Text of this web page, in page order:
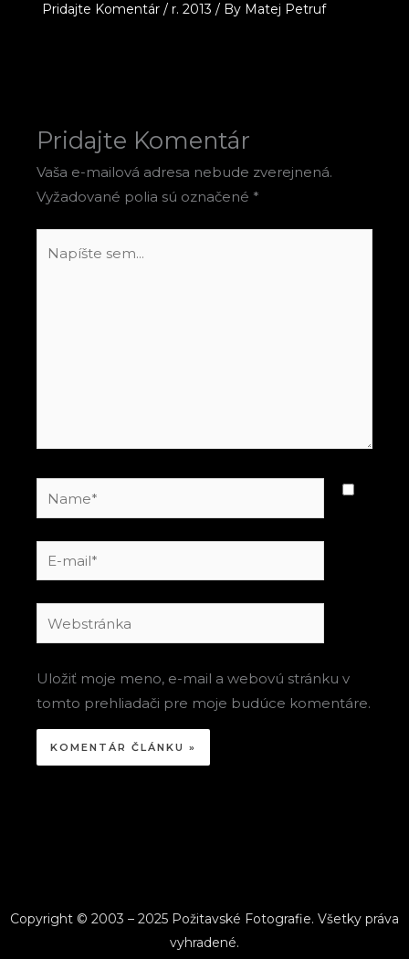
Pridajte Komentár / r. 2013 / By Matej Petruf
Pridajte Komentár
Vaša e-mailová adresa nebude zverejnená.
Vyžadované polia sú označené *
sem...
Name*
E-
mail*
Webstránka
Uložiť moje meno, e-mail a webovú stránku v
tomto prehliadači pre moje budúce komentáre.
Copyright © 2003 – 2025 Požitavské Fotografie. Všetky práva
vyhradené.